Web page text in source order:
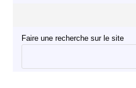
Faire une recherche sur le site